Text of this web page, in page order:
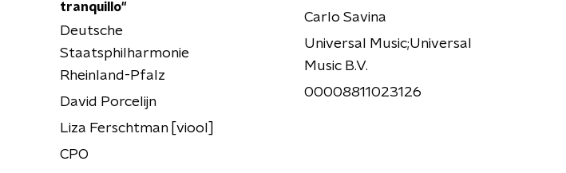
tranquillo"
Deutsche
Staatsphilharmonie
Rheinland-Pfalz
David Porcelijn
Liza Ferschtman [viool]
CPO
Carlo Savina
Universal Music;Universal
Music B.V.
00008811023126